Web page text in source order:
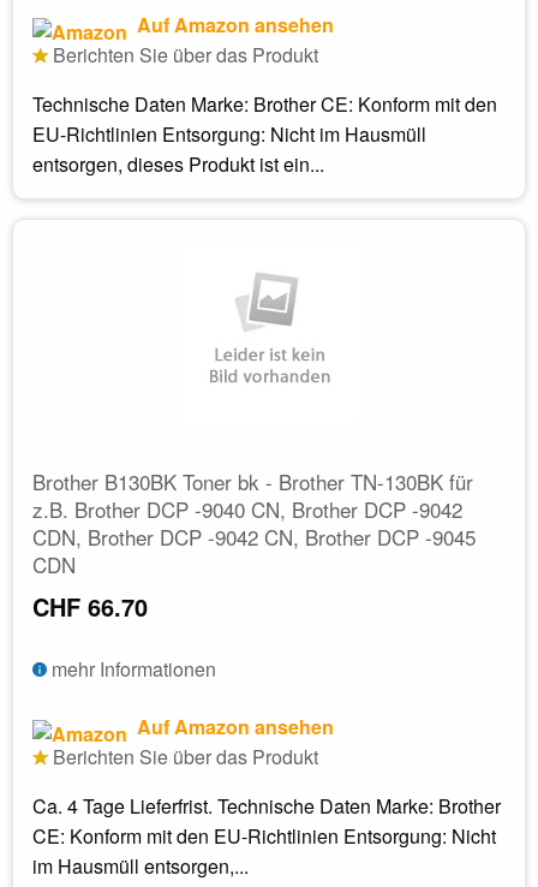
Auf Amazon ansehen
Berichten Sie über das Produkt
Technische Daten Marke: Brother CE: Konform mit den
EU-Richtlinien Entsorgung: Nicht im Hausmüll
entsorgen, dieses Produkt ist ein...
Brother B130BK Toner bk - Brother TN-130BK für
z.B. Brother DCP -9040 CN, Brother DCP -9042
CDN, Brother DCP -9042 CN, Brother DCP -9045
CDN
CHF 66.70
mehr Informationen
Auf Amazon ansehen
Berichten Sie über das Produkt
Ca. 4 Tage Lieferfrist. Technische Daten Marke: Brother
CE: Konform mit den EU-Richtlinien Entsorgung: Nicht
im Hausmüll entsorgen,...